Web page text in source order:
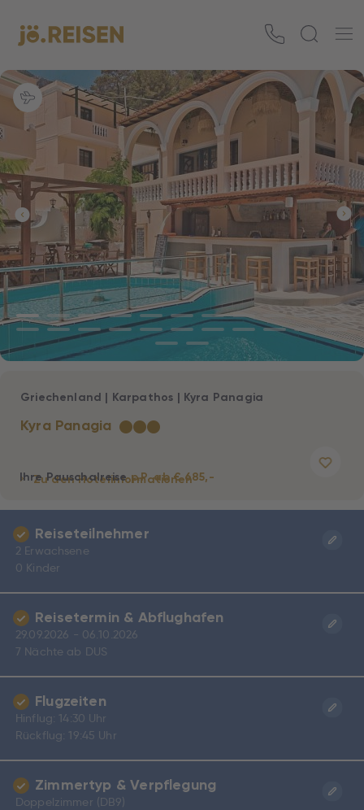
Kyra Panagia ★★★
Griechenland | Karpathos | Kyra Panagia
Zu den Hotelinformationen
Ihre Pauschalreisep.P. ab € 685,-
Reiseteilnehmer
2 Erwachsene
0 Kinder
Reisetermin & Abflughafen
29.09.2026 - 06.10.2026
7 Nächte ab DUS
Flugzeiten
Hinflug: 14:30 Uhr
Rückflug: 19:45 Uhr
Zimmertyp & Verpflegung
Doppelzimmer (DB9)